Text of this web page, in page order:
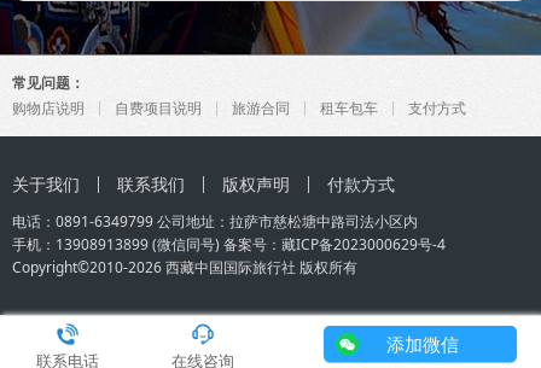
联系电话 在线咨询
添加微信
常见问题：
购物店说明
自费项目说明 旅游合同 租车包车 支付方式
关于我们 联系我们 版权声明 付款方式
电话：0891-6349799 公司地址：拉萨市慈松塘中路司法小区内
手机： 13908913899(微信同号) 备案号： 藏ICP备2023000629号-4
Copyright©2010-2026西藏中国国际旅行社 版权所有